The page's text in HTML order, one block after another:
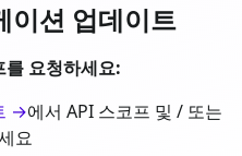
이션 업데이트
를 요청하세요:
→에서 API 스코프 및 / 또는
요